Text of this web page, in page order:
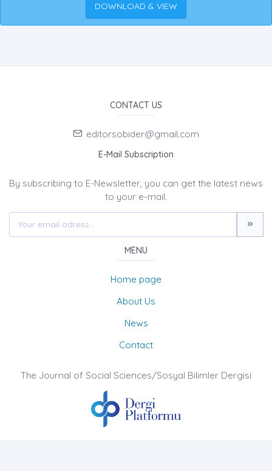
DOWNLOAD & VIEW
CONTACT US
editorsobider@gmail.com
E-Mail Subscription
By subscribing to E-Newsletter, you can get the latest news
to your e-mail.
MENU
Home page
About Us
News
Contact
The Journal of Social Sciences/Sosyal Bilimler Dergisi